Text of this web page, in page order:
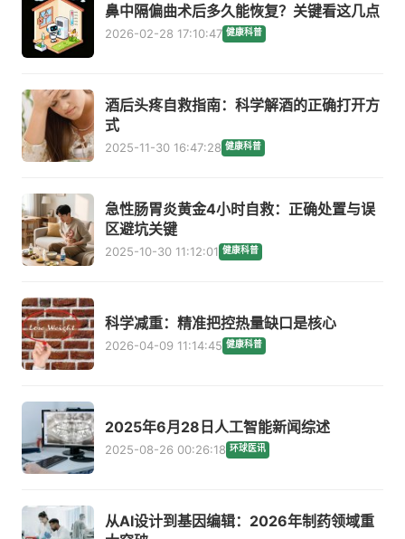
鼻中隔偏曲术后多久能恢复？关键看这几点
2026-02-28 17:10:47 健康科普
酒后头疼自救指南：科学解酒的正确打开方
式
2025-11-30 16:47:28 健康科普
急性肠胃炎黄金4小时自救：正确处置与误
区避坑关键
2025-10-30 11:12:01 健康科普
科学减重：精准把控热量缺口是核心
2026-04-09 11:14:45 健康科普
2025年6月28日人工智能新闻综述
2025-08-26 00:26:18 环球医讯
从AI设计到基因编辑：2026年制药领域重